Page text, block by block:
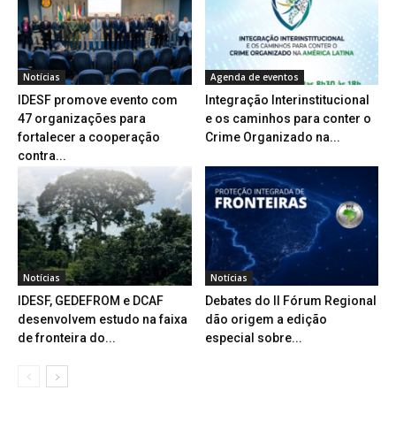
Notícias
IDESF promove evento com
47 organizações para
fortalecer a cooperação
contra...
Agenda de eventos
Integração Interinstitucional
e os caminhos para conter o
Crime Organizado na...
Notícias
IDESF, GEDEFROM e DCAF
desenvolvem estudo na faixa
de fronteira do...
Notícias
Debates do II Fórum Regional
dão origem a edição
especial sobre...